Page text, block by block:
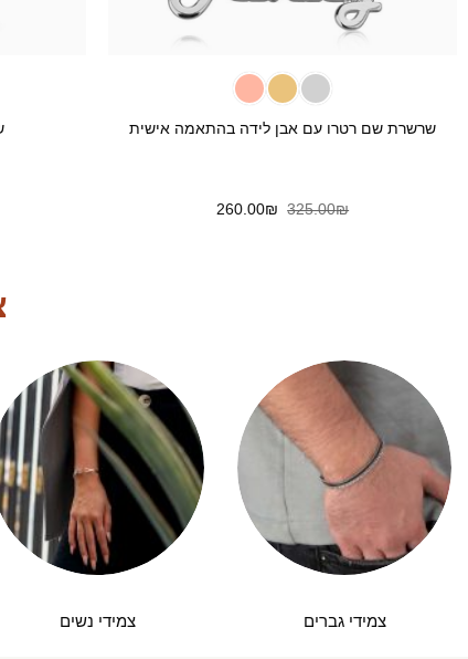
שרשרת שם רטרו עם אבן לידה בהתאמה אישית
325.00₪
המחיר
260.00₪
צמידי גברים צמידי נשים